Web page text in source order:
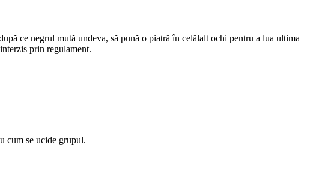
ce negrul mută undeva, să pună o piatră în celălalt ochi pentru a lua ultima
prin regulament.
cum se ucide grupul.